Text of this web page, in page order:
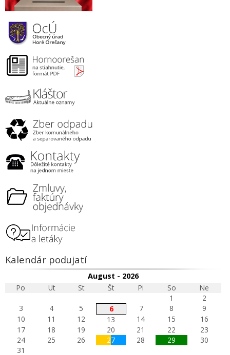
Kalendár podujatí
August - 2026
Po
Ut St Št Pi So
Ne
1
2
3
4 5 6 7 8
9
10
11 12 13 14 15
16
17
18 19 20 21 22
23
24
25 26 27 28 29
30
31